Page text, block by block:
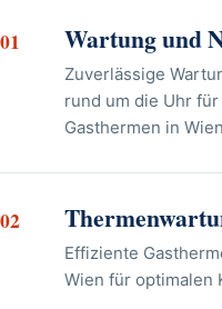
01 Wartung und
Zuverlässige
rund um die Uhr
Gasthermen in
02
Effiziente
Wien für optimalen